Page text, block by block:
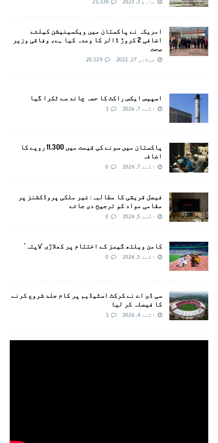
مارچ 3, 2023 21,336
امريکہ نے پاکستان میں ویکسینیشن کیلئے
اضافی 2 کروڑ ڈالر کا وعدہ کیا ہے، وفاقی وزیر
صحت
جولائی 27, 2022 20,529
اسپیس ایکس راکٹ کا حصہ چاند سے ٹکرا گیا
اگست 7, 2026 1
پاکستان میں سونے کی قیمت میں 11,300 روپے کا
اضافہ
اگست 7, 2026 0
فیصل قریشی کا مطالبہ: غیر ملکی پروڈکشنز پر
مقامی مواد کو ترجیح دی جائے
اگست 5, 2026 0
کامن ویلتھ گیمز کے اختتام پر کھلاڑی ‘لاپتہ’
اگست 5, 2026 0
سی ڈی اے نے کرکٹ اسٹیڈیم پر کام جلد شروع کرنے
کا فیصلہ کر لیا
اگست 4, 2026 1